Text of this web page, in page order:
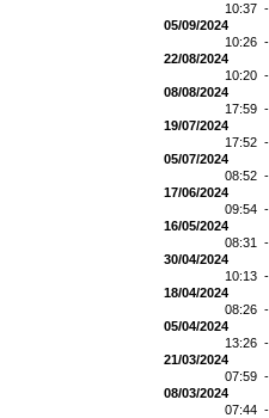
10:37 -
05/09/2024
10:26 -
22/08/2024
10:20 -
08/08/2024
17:59 -
19/07/2024
17:52 -
05/07/2024
08:52 -
17/06/2024
09:54 -
16/05/2024
08:31 -
30/04/2024
10:13 -
18/04/2024
08:26 -
05/04/2024
13:26 -
21/03/2024
07:59 -
08/03/2024
07:44 -